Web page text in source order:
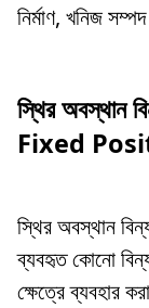
নির্মাণ, খনিজ
স্থির
Fixed
স্থির অবস্থান
ব্যবহৃত কোনো
ক্ষেত্রে ব্যবহার